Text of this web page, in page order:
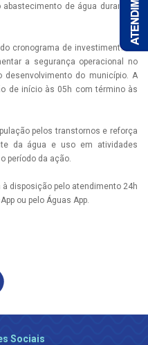
de água durante a
cronograma de investimento da
a segurança operacional no
desenvolvimento do município. A
de início às 05h com término às
pelos transtornos e reforça
da água e uso em atividades
período da ação.
disposição pelo atendimento 24h
ou pelo Águas App.
Sociais